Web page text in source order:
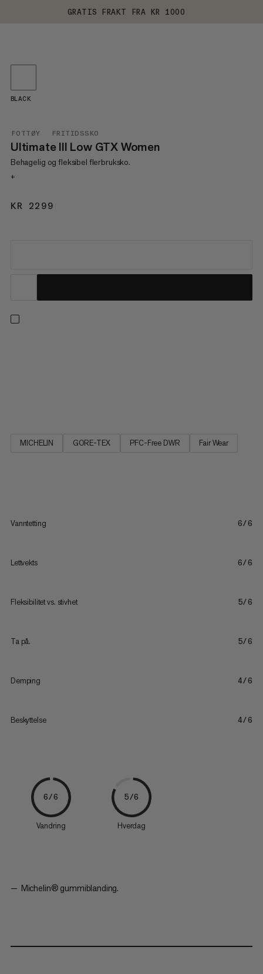
GRATIS FRAKT FRA KR 1000
FOTTØY FRITIDSSKO
Ultimate III Low GTX Women
Behagelig og fleksibel flerbruksko.
+
KR 2299
BLACK
MICHELIN GORE-TEX PFC-Free DWR Fair Wear
Vanntetting 6/6
Lettvekts 6/6
Fleksibilitet vs. stivhet 5/6
Ta på. 5/6
Demping 4/6
Beskyttelse 4/6
6/6
Vandring
5/6
Hverdag
Michelin® gummiblanding.